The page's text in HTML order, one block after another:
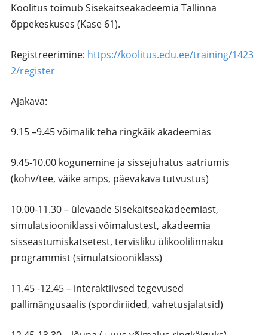
Koolitus toimub Sisekaitseakadeemia Tallinna
õppekeskuses (Kase 61).
Registreerimine: https://koolitus.edu.ee/training/1423
2/register
Ajakava:
9.15 –9.45 võimalik teha ringkäik akadeemias
9.45-10.00 kogunemine ja sissejuhatus aatriumis
(kohv/tee, väike amps, päevakava tutvustus)
10.00-11.30 – ülevaade Sisekaitseakadeemiast,
simulatsiooniklassi võimalustest, akadeemia
sisseastumiskatsetest, tervisliku ülikoolilinnaku
programmist (simulatsiooniklass)
11.45 -12.45 – interaktiivsed tegevused
pallimängusaalis (spordiriided, vahetusjalatsid)